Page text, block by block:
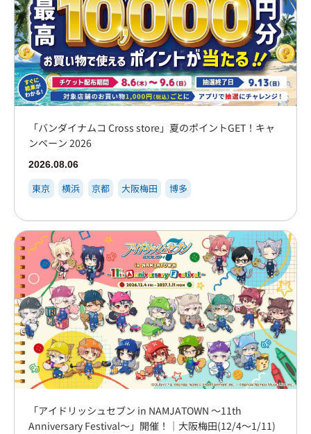
「バンダイナムコ Cross store」夏のポイントGET！キャ
ンペーン 2026
2026.08.06
東京 横浜 京都 大阪梅田 博多
「アイドリッシュセブン in NAMJATOWN ～11th
Anniversary Festival～」開催！｜大阪梅田(12/4～1/11)